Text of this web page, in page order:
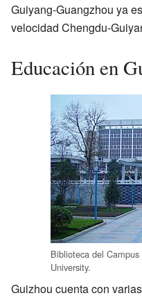
Guiyang-Guangzhou ya
velocidad Chengdu-
Educación en
Biblioteca del
University.
Guizhou cuenta con